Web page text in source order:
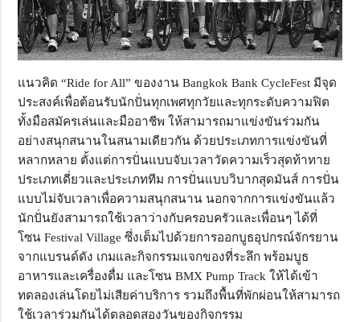
แนวคิด “Ride for All” ของงาน Bangkok Bank CycleFest มีจุด
ประสงค์เพื่อต้อนรับนักปั่นทุกเพศทุกวัยและทุกระดับความฟิต
ทั้งมือสมัครเล่นและมืออาชีพ ให้สามารถมาแข่งขันร่วมกัน
อย่างสนุกสนานในสนามเดียวกัน ด้วยประเภทการแข่งขันที่
หลากหลาย ตั้งแต่การปั่นแบบจับเวลาวัดความเร็วสุดท้าทาย
ประเภทเดี่ยวและประเภททีม การปั่นแบบวิบากสุดมันส์ การปั่น
แบบไม่จับเวลาเพื่อความสนุกสนาน นอกจากการแข่งขันแล้ว
นักปั่นยังสามารถใช้เวลาว่างกับครอบครัวและเพื่อนๆ ได้ที่
โซน Festival Village ซึ่งเต็มไปด้วยการออกบูธอุปกรณ์จักรยาน
จากแบรนด์ดัง เกมและกิจกรรมแจกของที่ระลึก พร้อมบูธ
อาหารและเครื่องดื่ม และโซน BMX Pump Track ให้ได้เข้า
ทดลองเล่นโดยไม่เสียค่าบริการ รวมถึงพื้นที่พักผ่อนให้สามารถ
ใช้เวลาร่วมกันได้ตลอดสองวันของกิจกรรม